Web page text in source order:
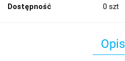
Dostępność 0 szt
Opis